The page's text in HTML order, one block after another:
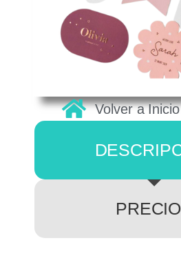
Volver a Inicio